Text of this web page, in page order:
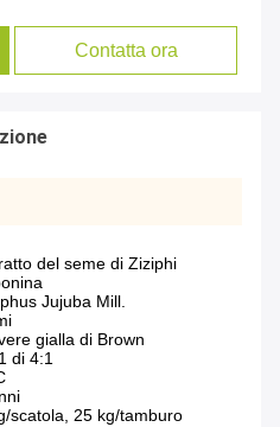
Contatta ora
del seme di Ziziphi
Jujuba Mill.
gialla di Brown
di 4:1
scatola, 25 kg/tamburo